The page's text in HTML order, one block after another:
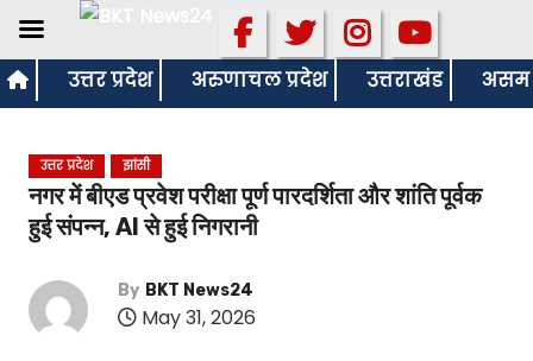
S
k
उत्तर प्रदेश अरुणाचल प्रदेश उत्तराखंड असम
उत्तर प्रदेश झांसी
नगर में बीएड प्रवेश परीक्षा पूर्ण पारदर्शिता और शांति पूर्वक
हुई संपन्न, AI से हुई निगरानी
By BKT News24
May 31, 2026